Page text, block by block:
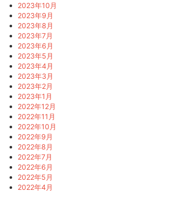
2023年10月
2023年9月
2023年8月
2023年7月
2023年6月
2023年5月
2023年4月
2023年3月
2023年2月
2023年1月
2022年12月
2022年11月
2022年10月
2022年9月
2022年8月
2022年7月
2022年6月
2022年5月
2022年4月